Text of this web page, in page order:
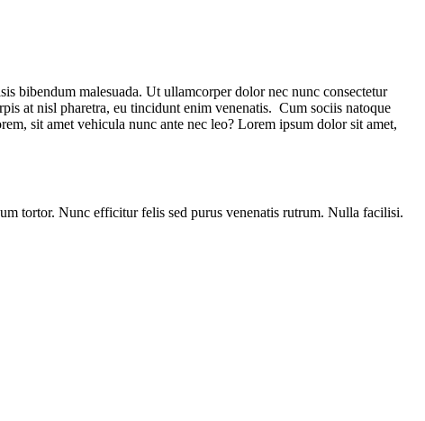
bibendum malesuada. Ut ullamcorper dolor nec nunc consectetur
at nisl pharetra, eu tincidunt enim venenatis. Cum sociis natoque
sit amet vehicula nunc ante nec leo? Lorem ipsum dolor sit amet,
tortor. Nunc efficitur felis sed purus venenatis rutrum. Nulla facilisi.